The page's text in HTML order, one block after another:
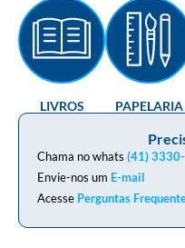
Chama no whats (41)
Envie-nos um E-mail
Acesse Perguntas
LIVROS PAPELARIA